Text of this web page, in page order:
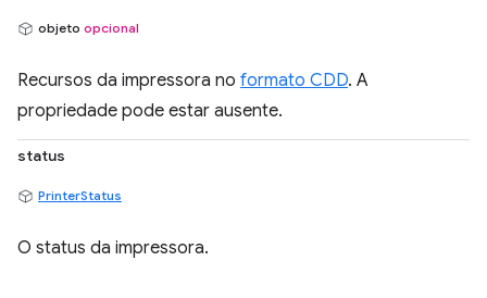
objeto opcional
Recursos da impressora no formato CDD. A
propriedade pode estar ausente.
status
PrinterStatus
O status da impressora.